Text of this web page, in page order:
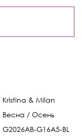
Kristina & Milan
Весна / Осень
G2026AB-G16A5-BL